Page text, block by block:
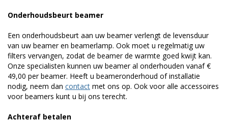
Onderhoudsbeurt beamer
Een onderhoudsbeurt aan uw beamer verlengt de levensduur
van uw beamer en beamerlamp. Ook moet u regelmatig uw
filters vervangen, zodat de beamer de warmte goed kwijt kan.
Onze specialisten kunnen uw beamer al onderhouden vanaf €
49,00 per beamer. Heeft u beameronderhoud of installatie
nodig, neem dan contact met ons op. Ook voor alle accessoires
voor beamers kunt u bij ons terecht.
Achteraf betalen